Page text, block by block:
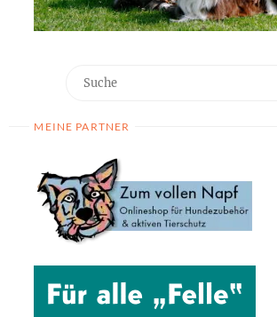
MEINE PARTNER